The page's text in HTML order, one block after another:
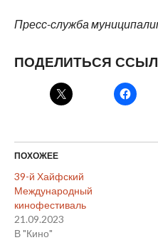
Пресс-служба
ПОДЕЛИТЬСЯ
ПОХОЖЕЕ
39-й Хайфский
Международный
кинофестиваль
21.09.2023
В "Кино"